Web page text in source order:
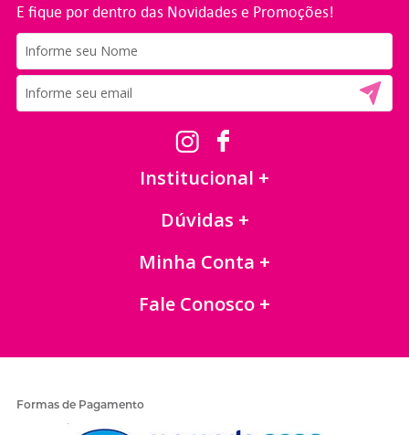
E fique por dentro das Novidades e Promoções!
Institucional
Dúvidas
Minha Conta
Fale Conosco
Formas de Pagamento